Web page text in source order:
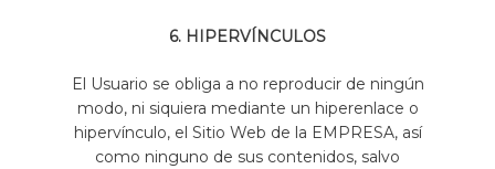
6. HIPERVÍNCULOS
El Usuario se obliga a no reproducir de ningún
modo, ni siquiera mediante un hiperenlace o
hipervínculo, el Sitio Web de la EMPRESA, así
como ninguno de sus contenidos, salvo